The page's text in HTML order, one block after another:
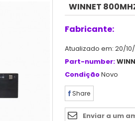
WINNET
Fabricante:
Atualizado em: 20/
Part-number:
CondiçãoNovo
Share
Enviar a um